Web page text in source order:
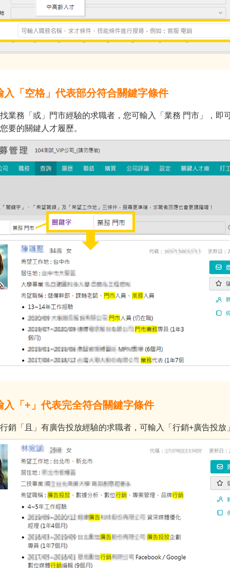
入「空格」代表部分符合關鍵字條件
業務「或」門市經驗的求職者，您可輸入「業務 門市」，即
要的關鍵人才履歷。
入「+」代表完全符合關鍵字條件
銷「且」有廣告投放經驗的求職者，可輸入「行銷+廣告投放